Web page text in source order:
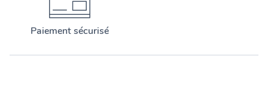
Paiement sécurisé